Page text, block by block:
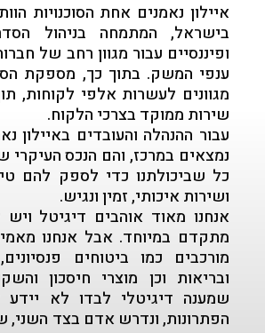
איילון נאמנים אחת הסוכנויות
בישראל, המתמחה בניהול
ופיננסיים עבור מגוון רחב של
ענפי המשק. בתוך כך, מספקת
מגוונים לעשרות אלפי לקוחות,
שירות ממוקד בצרכי הלקוח.
עבור ההנהלה והעובדים באיילון
נמצאים במרכז, והם הנכס העיקרי
כל שביכולתנו כדי לספק להם
ושירות איכותי, זמין ונגיש.
אנחנו מאוד אוהבים דיגיטל ויש
מתקדם במיוחד. אבל אנחנו
מורכבים כמו ביטוחים
ובריאות וכן מוצרי חיסכון
שמענה דיגיטלי לבדו לא
הפתרונות, ונדרש אדם בצד השני,